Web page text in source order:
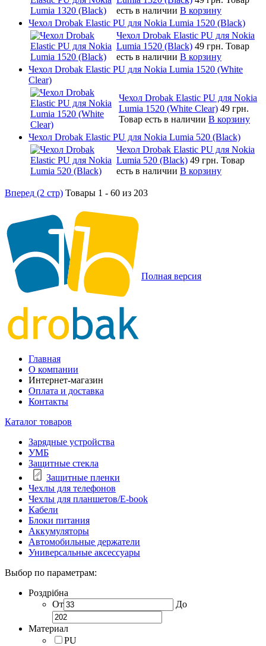
есть в наличии В корзину
Чехол Drobak Elastic PU для Nokia Lumia 1520 (Black)
Чехол Drobak Elastic PU для Nokia
Lumia 1520 (Black) 49 грн. Товар
есть в наличии В корзину
Чехол Drobak Elastic PU для Nokia Lumia 1520 (White
Clear)
Чехол Drobak Elastic PU для Nokia
Lumia 1520 (White Clear) 49 грн.
Товар есть в наличии В корзину
Чехол Drobak Elastic PU для Nokia Lumia 520 (Black)
Чехол Drobak Elastic PU для Nokia
Lumia 520 (Black) 49 грн. Товар
есть в наличии В корзину
Вперед (2 стр) Товары 1 - 60 из 203
Полная версия
Главная
О компании
Интернет-магазин
Оплата и доставка
Контакты
Каталог товаров
Зарядные устройства
УМБ
Защитные стекла
Защитные пленки
Чехлы для телефонов
Чехлы для планшетов/E-book
Кабели
Блоки питания
Аккумуляторы
Автомобильные держатели
Универсальные аксессуары
Выбор по параметрам:
Роздрібна
От
До
Материал
PU